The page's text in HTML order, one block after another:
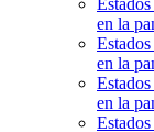
en la
en la
en la